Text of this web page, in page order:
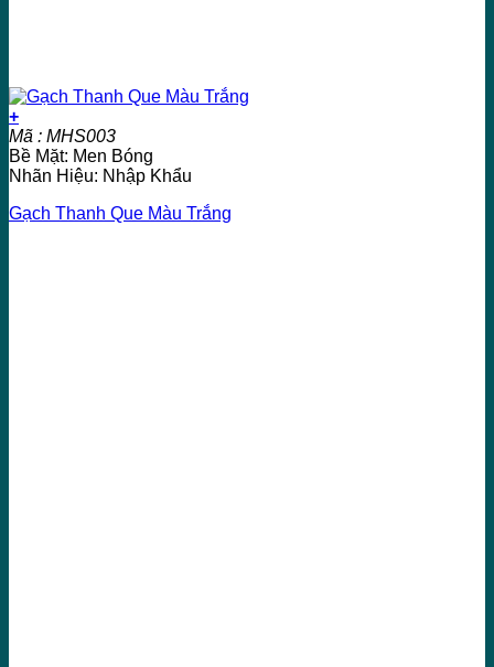
+
Mã : MHS003
Bề Mặt: Men Bóng
Nhãn Hiệu: Nhập Khẩu
Gạch Thanh Que Màu Trắng